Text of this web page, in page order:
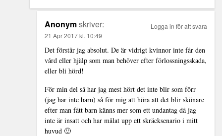
Anonymskriver:
21 Apr 2017 kl. 10:49
Det förstår jag absolut. De är vidrigt kvinnor inte får den
vård eller hjälp som man behöver efter förlossningsskada,
eller bli hörd!
För min del så har jag mest hört det inte blir som förr
(jag har inte barn) så för mig att höra att det blir skönare
efter man fått barn känns mer som ett undantag då jag
inte är insatt och har målat upp ett skräcksenario i mitt
huvud 🙂
Logga in för att svara